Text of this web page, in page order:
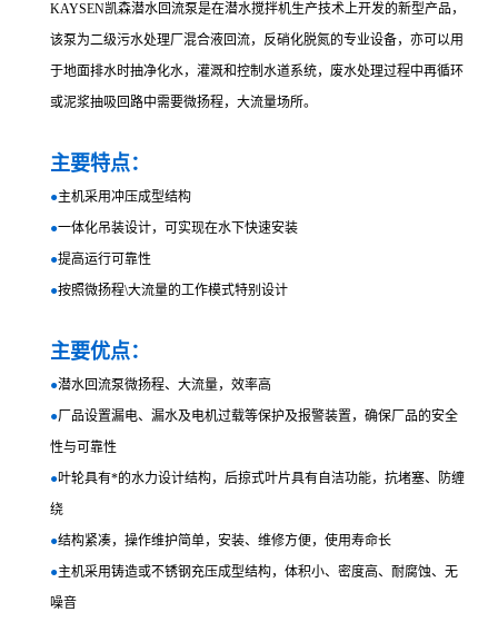
KAYSEN凯森潜水回流泵是在潜水搅拌机生产技术上开发的新型产品，
该泵为二级污水处理厂混合液回流，反硝化脱氮的专业设备，亦可以用
于地面排水时抽净化水，灌溉和控制水道系统，废水处理过程中再循环
或泥浆抽吸回路中需要微扬程，大流量场所。
主要特点：
●主机采用冲压成型结构
●一体化吊装设计，可实现在水下快速安装
●提高运行可靠性
●按照微扬程\大流量的工作模式特别设计
主要优点：
●潜水回流泵微扬程、大流量，效率高
●厂品设置漏电、漏水及电机过载等保护及报警装置，确保厂品的安全
性与可靠性
●叶轮具有*的水力设计结构，后掠式叶片具有自洁功能，抗堵塞、防缠
绕
●结构紧凑，操作维护简单，安装、维修方便，使用寿命长
●主机采用铸造或不锈钢充压成型结构，体积小、密度高、耐腐蚀、无
噪音